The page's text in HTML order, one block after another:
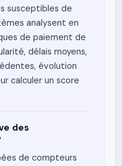
susceptibles de
analysent en
de paiement de
délais moyens,
évolution
calculer un score
des
de compteurs